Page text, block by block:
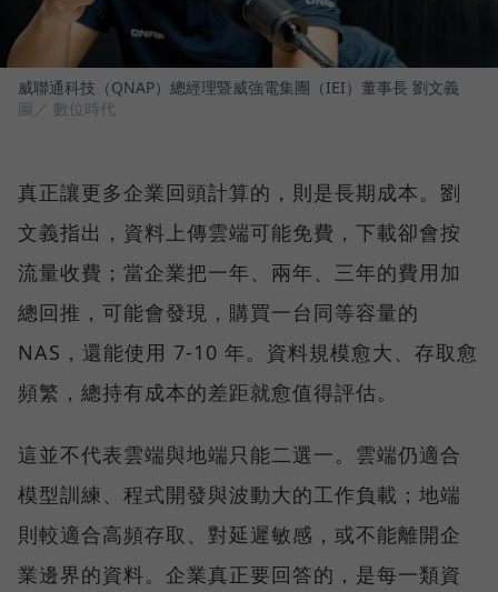
威聯通科技（QNAP）總經理暨威強電集團（IEI）董事長 劉文義
圖／ 數位時代
真正讓更多企業回頭計算的，則是長期成本。劉
文義指出，資料上傳雲端可能免費，下載卻會按
流量收費；當企業把一年、兩年、三年的費用加
總回推，可能會發現，購買一台同等容量的
NAS，還能使用 7-10 年。資料規模愈大、存取愈
頻繁，總持有成本的差距就愈值得評估。
這並不代表雲端與地端只能二選一。雲端仍適合
模型訓練、程式開發與波動大的工作負載；地端
則較適合高頻存取、對延遲敏感，或不能離開企
業邊界的資料。企業真正要回答的，是每一類資